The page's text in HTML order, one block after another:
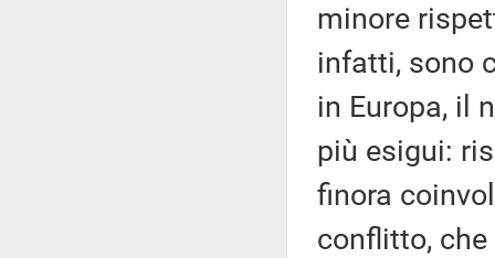
minore
infatti, sono
in Europa, il
più esigui:
finora
conflitto,